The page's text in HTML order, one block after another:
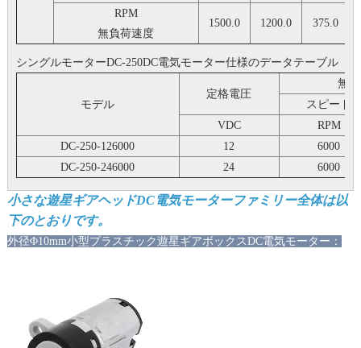
RPM
無負荷速度
1500.0 1200.0 375.0
シングルモーターDC-250DC電気モーター仕様のデータテーブル
モデル
定格電圧
無
スピード
VDC
RPM
DC-250-126000
12
6000
DC-250-246000
24 6000
小さな遊星ギアヘッドDC電気モーターファミリー全体は以
下のとおりです。
外径Φ10mm小型プラスチック遊星ギアボックスDC電気モーター：